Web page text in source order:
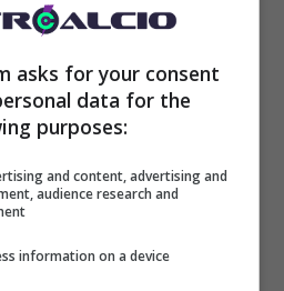
ampliare il reparto è
ciò che potrebbe
asks for your consent
data for the
purposes:
and content, advertising and
audience research and
information on a device